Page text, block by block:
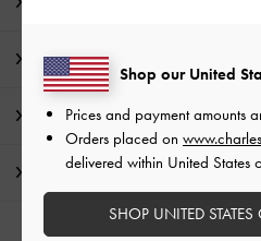
商品詳細 / お手入れ方法
特典
配送 & 返品
Shop our United
Prices and payment amounts
Orders placed on
delivered within United States
SHOP UNITED